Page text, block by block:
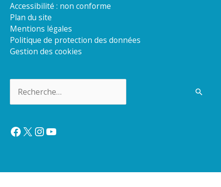
Accessibilité : non conforme
Plan du site
Mentions légales
Politique de protection des données
Gestion des cookies
Facebook
X Instagram
YouTube